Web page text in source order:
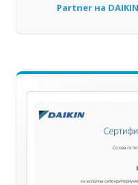
Partner на